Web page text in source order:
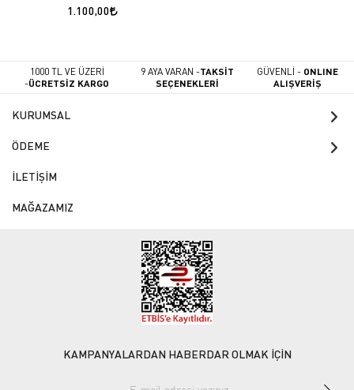
1.100,00
1000 TL VE ÜZERİ
-ÜCRETSİZ KARGO
9 AYA VARAN -TAKSİT
SEÇENEKLERİ
GÜVENLİ - ONLINE
ALIŞVERİŞ
KURUMSAL
ÖDEME
İLETİŞİM
MAĞAZAMIZ
KAMPANYALARDAN HABERDAR OLMAK İÇİN